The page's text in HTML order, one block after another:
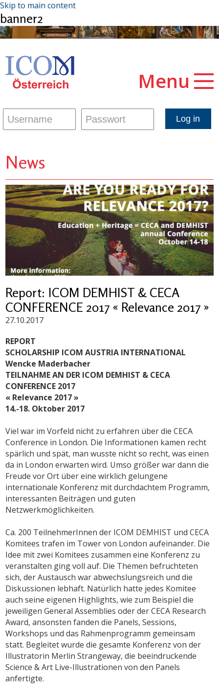
Skip to main content
banner2
Menu
News
Report: ICOM DEMHIST & CECA
CONFERENCE 2017 « Relevance 2017 »
27.10.2017
REPORT
SCHOLARSHIP ICOM AUSTRIA INTERNATIONAL
Wencke Maderbacher
TEILNAHME AN DER ICOM DEMHIST & CECA
CONFERENCE 2017
« Relevance 2017 »
14.-18. Oktober 2017
Viel war im Vorfeld nicht zu erfahren über die CECA
Conference in London. Die Informationen kamen recht
spärlich und spät, man wusste nicht so recht, was einen
da in London erwarten wird. Umso größer war dann die
Freude vor Ort über eine wirklich gelungene
internationale Konferenz mit durchdachtem Programm,
interessanten Beiträgen und guten
Netzwerkmöglichkeiten.
Ca. 200 TeilnehmerInnen der ICOM DEMHIST und CECA
Komitees trafen im Tower von London aufeinander. Die
Idee mit zwei Komitees zusammen eine Konferenz zu
veranstalten ging voll auf. Die Themen befruchteten
sich, der Austausch war abwechslungsreich und die
Diskussionen lebhaft. Natürlich hatte jedes Komitee
auch seine eigenen Highlights, wie zum Beispiel die
jeweiligen General Assemblies oder der CECA Research
Award, ansonsten fanden die Panels, Sessions,
Workshops und das Rahmenprogramm gemeinsam
statt. Begleitet wurde die gesamte Konferenz von der
Illustratorin Merlin Strangeway, die beeindruckende
Science & Art Live-Illustrationen von den Panels
anfertigte.